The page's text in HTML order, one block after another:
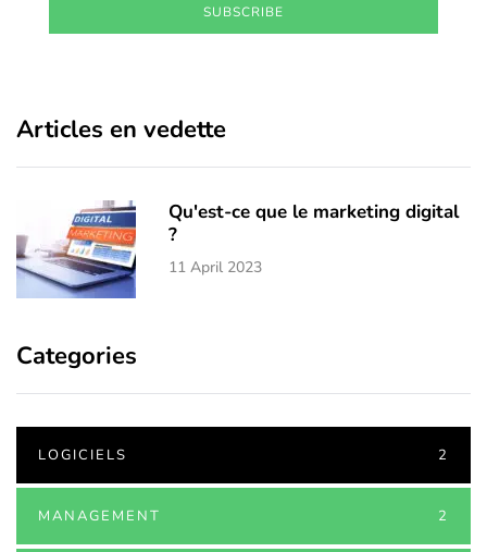
SUBSCRIBE
Articles en vedette
Qu'est-ce que le marketing digital
?
11 April 2023
Categories
LOGICIELS 2
MANAGEMENT 2